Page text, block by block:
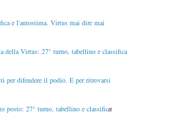
e l'autostima. Virtus mai dire mai
della Virtus: 27° turno, tabellino e classifica
per difendere il podio. E per ritrovarsi
posto: 27° turno, tabellino e classifica